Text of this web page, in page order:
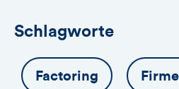
Schlagworte
Factoring